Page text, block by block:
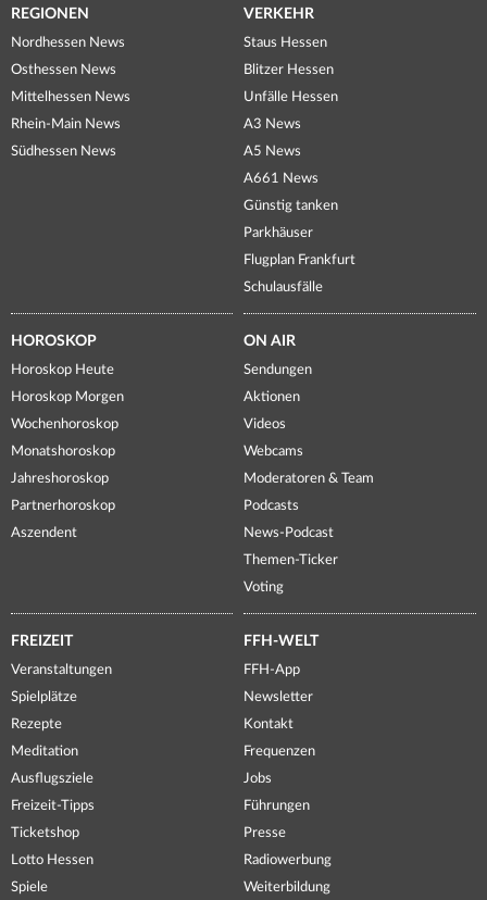
REGIONEN
Nordhessen News
Osthessen News
Mittelhessen News
Rhein-Main News
Südhessen News
VERKEHR
Staus Hessen
Blitzer Hessen
Unfälle Hessen
A3 News
A5 News
A661 News
Günstig tanken
Parkhäuser
Flugplan Frankfurt
Schulausfälle
HOROSKOP
Horoskop Heute
Horoskop Morgen
Wochenhoroskop
Monatshoroskop
Jahreshoroskop
Partnerhoroskop
Aszendent
ON AIR
Sendungen
Aktionen
Videos
Webcams
Moderatoren & Team
Podcasts
News-Podcast
Themen-Ticker
Voting
FREIZEIT
Veranstaltungen
Spielplätze
Rezepte
Meditation
Ausflugsziele
Freizeit-Tipps
Ticketshop
Lotto Hessen
Spiele
FFH-WELT
FFH-App
Newsletter
Kontakt
Frequenzen
Jobs
Führungen
Presse
Radiowerbung
Weiterbildung